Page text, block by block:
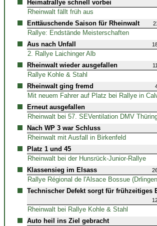
Heimatrallye schnell vorbei
Rheinwalt fällt früh aus
Enttäuschende Saison für Rheinwalt
Rallye: Endstände Meisterschaften
Aus nach Unfall
2. Rallye Laichinger Alb
Rheinwalt wieder ausgefallen
Rallye Kohle & Stahl
Rheinwalt ging fremd
Mit neuem Fahrer auf Platz bei Rallye in
Erneut ausgefallen
Rheinwalt bei 57. SEVentilation DMV
Nach WP 3 war Schluss
Rheinwalt mit Ausfall in Birkenfeld
Platz 1 und 45
Rheinwalt bei der Hunsrück-Junior-Rallye
Klassensieg im Elsass
Rallye Régional de l'Alsace Bossue
Technischer Defekt sorgt für frühzeitiges
Rheinwalt bei Rallye Kohle & Stahl
Auto heil ins Ziel gebracht